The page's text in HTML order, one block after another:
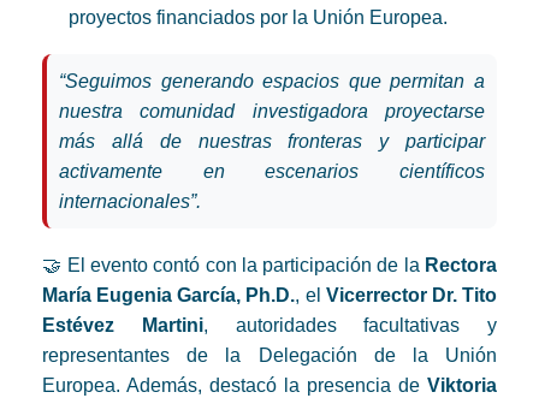
proyectos financiados por la Unión Europea.
“Seguimos generando espacios que permitan a
nuestra comunidad investigadora proyectarse
más allá de nuestras fronteras y participar
activamente en escenarios científicos
internacionales”.
🤝 El evento contó con la participación de la Rectora
María Eugenia García, Ph.D., el Vicerrector Dr. Tito
Estévez Martini, autoridades facultativas y
representantes de la Delegación de la Unión
Europea. Además, destacó la presencia de Viktoria